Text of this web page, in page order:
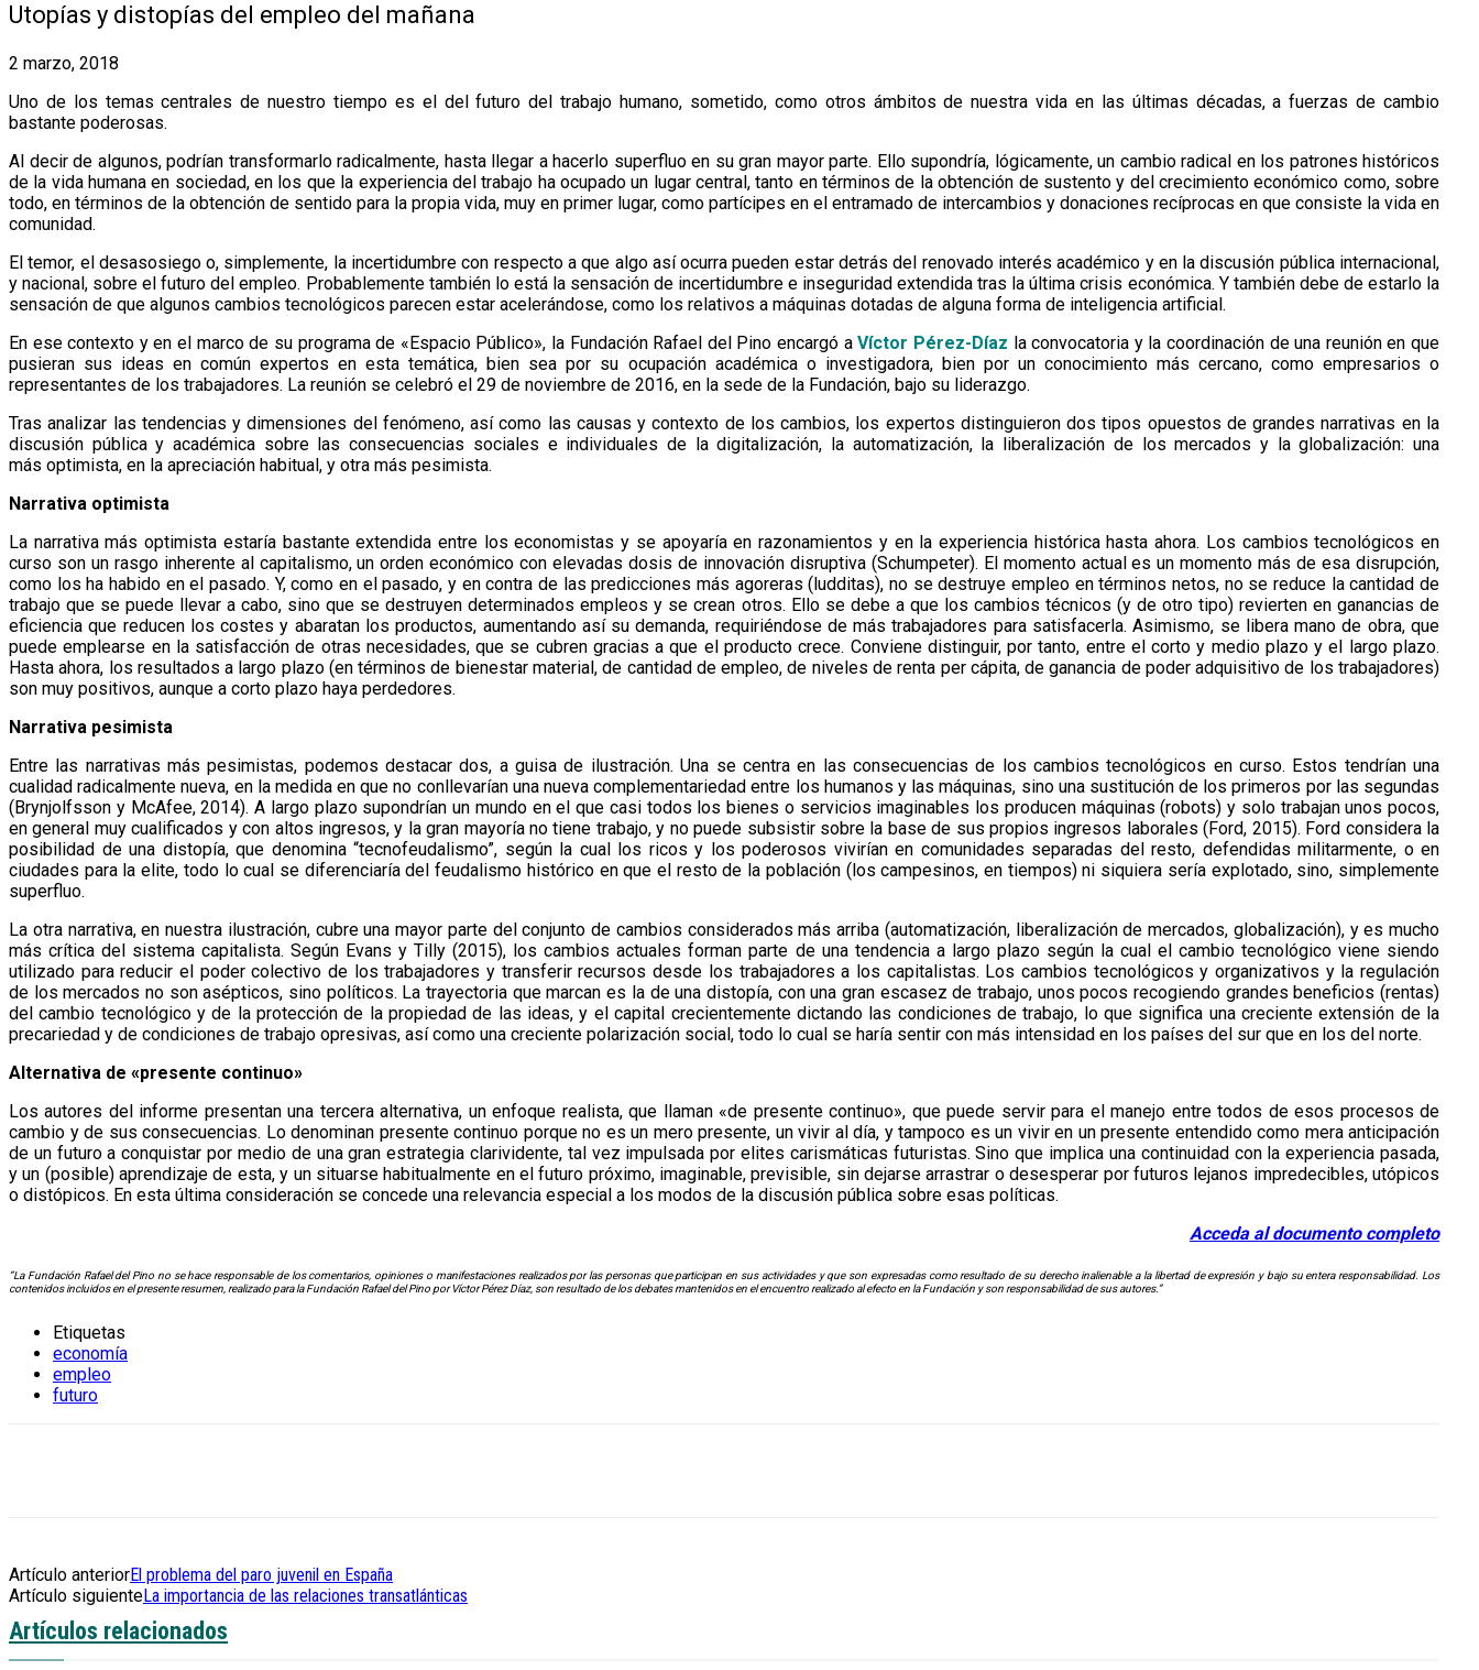
Utopías y distopías del empleo del mañana
2 marzo, 2018
Uno de los temas centrales de nuestro tiempo es el del futuro del trabajo humano, sometido, como otros ámbitos de nuestra vida en las últimas décadas, a fuerzas de cambio
bastante poderosas.
Al decir de algunos, podrían transformarlo radicalmente, hasta llegar a hacerlo superfluo en su gran mayor parte. Ello supondría, lógicamente, un cambio radical en los patrones históricos
de la vida humana en sociedad, en los que la experiencia del trabajo ha ocupado un lugar central, tanto en términos de la obtención de sustento y del crecimiento económico como, sobre
todo, en términos de la obtención de sentido para la propia vida, muy en primer lugar, como partícipes en el entramado de intercambios y donaciones recíprocas en que consiste la vida en
comunidad.
El temor, el desasosiego o, simplemente, la incertidumbre con respecto a que algo así ocurra pueden estar detrás del renovado interés académico y en la discusión pública internacional,
y nacional, sobre el futuro del empleo. Probablemente también lo está la sensación de incertidumbre e inseguridad extendida tras la última crisis económica. Y también debe de estarlo la
sensación de que algunos cambios tecnológicos parecen estar acelerándose, como los relativos a máquinas dotadas de alguna forma de inteligencia artificial.
En ese contexto y en el marco de su programa de «Espacio Público», la Fundación Rafael del Pino encargó aVíctor Pérez-Díaz la convocatoria y la coordinación de una reunión en que
pusieran sus ideas en común expertos en esta temática, bien sea por su ocupación académica o investigadora, bien por un conocimiento más cercano, como empresarios o
representantes de los trabajadores. La reunión se celebró el 29 de noviembre de 2016, en la sede de la Fundación, bajo su liderazgo.
Tras analizar las tendencias y dimensiones del fenómeno, así como las causas y contexto de los cambios, los expertos distinguieron dos tipos opuestos de grandes narrativas en la
discusión pública y académica sobre las consecuencias sociales e individuales de la digitalización, la automatización, la liberalización de los mercados y la globalización: una
más optimista, en la apreciación habitual, y otra más pesimista.
Narrativa optimista
La narrativa más optimista estaría bastante extendida entre los economistas y se apoyaría en razonamientos y en la experiencia histórica hasta ahora. Los cambios tecnológicos en
curso son un rasgo inherente al capitalismo, un orden económico con elevadas dosis de innovación disruptiva (Schumpeter). El momento actual es un momento más de esa disrupción,
como los ha habido en el pasado. Y, como en el pasado, y en contra de las predicciones más agoreras (ludditas), no se destruye empleo en términos netos, no se reduce la cantidad de
trabajo que se puede llevar a cabo, sino que se destruyen determinados empleos y se crean otros. Ello se debe a que los cambios técnicos (y de otro tipo) revierten en ganancias de
eficiencia que reducen los costes y abaratan los productos, aumentando así su demanda, requiriéndose de más trabajadores para satisfacerla. Asimismo, se libera mano de obra, que
puede emplearse en la satisfacción de otras necesidades, que se cubren gracias a que el producto crece. Conviene distinguir, por tanto, entre el corto y medio plazo y el largo plazo.
Hasta ahora, los resultados a largo plazo (en términos de bienestar material, de cantidad de empleo, de niveles de renta per cápita, de ganancia de poder adquisitivo de los trabajadores)
son muy positivos, aunque a corto plazo haya perdedores.
Narrativa pesimista
Entre las narrativas más pesimistas, podemos destacar dos, a guisa de ilustración. Una se centra en las consecuencias de los cambios tecnológicos en curso. Estos tendrían una
cualidad radicalmente nueva, en la medida en que no conllevarían una nueva complementariedad entre los humanos y las máquinas, sino una sustitución de los primeros por las segundas
(Brynjolfsson y McAfee, 2014). A largo plazo supondrían un mundo en el que casi todos los bienes o servicios imaginables los producen máquinas (robots) y solo trabajan unos pocos,
en general muy cualificados y con altos ingresos, y la gran mayoría no tiene trabajo, y no puede subsistir sobre la base de sus propios ingresos laborales (Ford, 2015). Ford considera la
posibilidad de una distopía, que denomina “tecnofeudalismo”, según la cual los ricos y los poderosos vivirían en comunidades separadas del resto, defendidas militarmente, o en
ciudades para la elite, todo lo cual se diferenciaría del feudalismo histórico en que el resto de la población (los campesinos, en tiempos) ni siquiera sería explotado, sino, simplemente
superfluo.
La otra narrativa, en nuestra ilustración, cubre una mayor parte del conjunto de cambios considerados más arriba (automatización, liberalización de mercados, globalización), y es mucho
más crítica del sistema capitalista. Según Evans y Tilly (2015), los cambios actuales forman parte de una tendencia a largo plazo según la cual el cambio tecnológico viene siendo
utilizado para reducir el poder colectivo de los trabajadores y transferir recursos desde los trabajadores a los capitalistas. Los cambios tecnológicos y organizativos y la regulación
de los mercados no son asépticos, sino políticos. La trayectoria que marcan es la de una distopía, con una gran escasez de trabajo, unos pocos recogiendo grandes beneficios (rentas)
del cambio tecnológico y de la protección de la propiedad de las ideas, y el capital crecientemente dictando las condiciones de trabajo, lo que significa una creciente extensión de la
precariedad y de condiciones de trabajo opresivas, así como una creciente polarización social, todo lo cual se haría sentir con más intensidad en los países del sur que en los del norte.
Alternativa de «presente continuo»
Los autores del informe presentan una tercera alternativa, un enfoque realista, que llaman «de presente continuo», que puede servir para el manejo entre todos de esos procesos de
cambio y de sus consecuencias. Lo denominan presente continuo porque no es un mero presente, un vivir al día, y tampoco es un vivir en un presente entendido como mera anticipación
de un futuro a conquistar por medio de una gran estrategia clarividente, tal vez impulsada por elites carismáticas futuristas. Sino que implica una continuidad con la experiencia pasada,
y un (posible) aprendizaje de esta, y un situarse habitualmente en el futuro próximo, imaginable, previsible, sin dejarse arrastrar o desesperar por futuros lejanos impredecibles, utópicos
o distópicos. En esta última consideración se concede una relevancia especial a los modos de la discusión pública sobre esas políticas.
Acceda al documento completo
“La Fundación Rafael del Pino no se hace responsable de los comentarios, opiniones o manifestaciones realizados por las personas que participan en sus actividades y que son expresadas como resultado de su derecho inalienable a la libertad de expresión y bajo su entera responsabilidad. Los
contenidos incluidos en el presente resumen, realizado para la Fundación Rafael del Pino por Víctor Pérez Díaz, son resultado de los debates mantenidos en el encuentro realizado al efecto en la Fundación y son responsabilidad de sus autores.”
Etiquetas
economía
empleo
futuro
Artículo anteriorEl problema del paro juvenil en España
Artículo siguienteLa importancia de las relaciones transatlánticas
Artículos relacionados